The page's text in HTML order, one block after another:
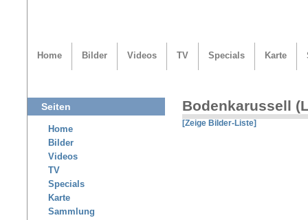
Home Bilder Videos TV Specials Karte
Bodenkarussell
[Zeige Bilder-Liste]
Seiten
Home
Bilder
Videos
TV
Specials
Karte
Sammlung